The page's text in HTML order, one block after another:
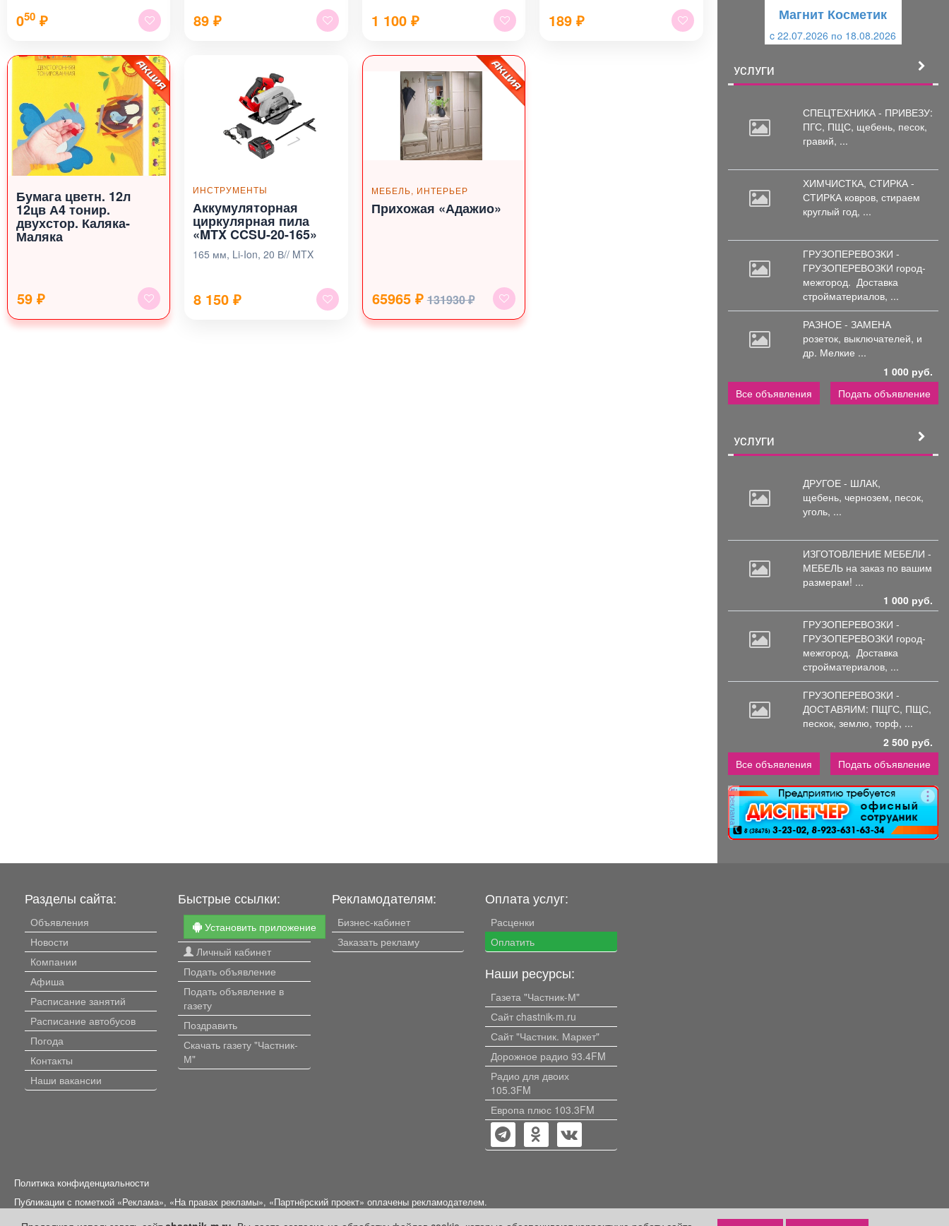
050 ₽ 89 ₽ 1 100₽ 189 ₽
Бумага цветн. 12л
12цв А4 тонир.
двухстор. Каляка-
Маляка
59 ₽
ИНСТРУМЕНТЫ
Аккумуляторная
циркулярная пила
«MTX CCSU-20-165»
165 мм, Li-Ion, 20 В// MTX
8 150 ₽
МЕБЕЛЬ, ИНТЕРЬЕР
Прихожая «Адажио»
65965 ₽ 131930 ₽
Магнит Косметик
c 22.07.2026 по 18.08.2026
УСЛУГИ
СПЕЦТЕХНИКА - ПРИВЕЗУ:
ПГС, ПЩС, щебень, песок,
гравий, ...
ХИМЧИСТКА, СТИРКА -
СТИРКА ковров, стираем
круглый год, ...
ГРУЗОПЕРЕВОЗКИ -
ГРУЗОПЕРЕВОЗКИ город-
межгород. Доставка
стройматериалов, ...
РАЗНОЕ - ЗАМЕНА
розеток, выключателей, и
др. Мелкие ...
1 000 руб.
Все объявления
Подать объявление
УСЛУГИ
ДРУГОЕ - ШЛАК,
щебень, чернозем, песок,
уголь, ...
ИЗГОТОВЛЕНИЕ МЕБЕЛИ -
МЕБЕЛЬ на заказ по вашим
размерам! ...
1 000 руб.
ГРУЗОПЕРЕВОЗКИ -
ГРУЗОПЕРЕВОЗКИ город-
межгород. Доставка
стройматериалов, ...
ГРУЗОПЕРЕВОЗКИ -
ДОСТАВЯИМ: ПЩГС, ПЩС,
пескок, землю, торф, ...
2 500 руб.
Все объявления
Подать объявление
реклама
Разделы сайта:
Объявления
Новости
Компании
Афиша
Расписание занятий
Расписание автобусов
Погода
Контакты
Наши вакансии
Быстрые ссылки:
Установить приложение
Личный кабинет
Подать объявление
Подать объявление в
газету
Поздравить
Скачать газету "Частник-
М"
Рекламодателям:
Бизнес-кабинет
Заказать рекламу
Оплата услуг:
Расценки
Оплатить
Наши ресурсы:
Газета "Частник-М"
Сайт chastnik-m.ru
Сайт "Частник. Маркет"
Дорожное радио 93.4FM
Радио для двоих
105.3FM
Европа плюс 103.3FM
Политика конфиденциальности
Публикации с пометкой «Реклама», «На правах рекламы», «Партнёрский проект» оплачены рекламодателем.